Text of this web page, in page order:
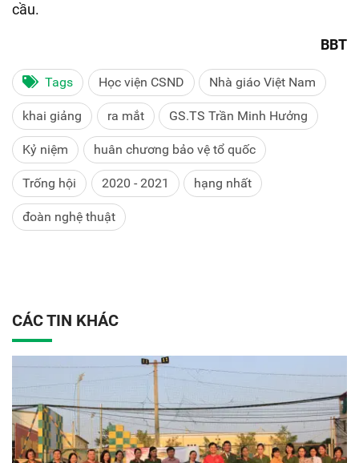
cầu.
BBT
Tags Học viện CSND Nhà giáo Việt Nam
khai giảng ra mắt GS.TS Trần Minh Hưởng
Kỷ niệm huân chương bảo vệ tổ quốc
Trống hội 2020 - 2021 hạng nhất
đoàn nghệ thuật
CÁC TIN KHÁC